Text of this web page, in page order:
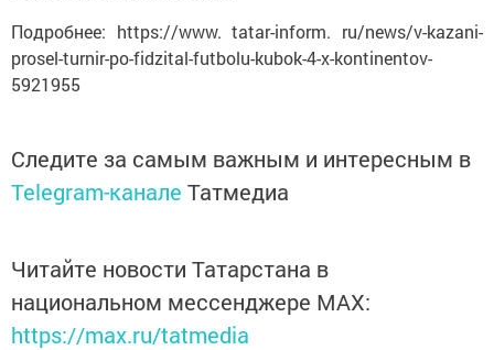
Подробнее: https://www. tatar-inform. ru/news/v-kazani-
prosel-turnir-po-fidzital-futbolu-kubok-4-x-kontinentov-
5921955
Следите за самым важным и интересным в
Telegram-канале Татмедиа
Читайте новости Татарстана в
национальном мессенджере MАХ:
https://max.ru/tatmedia